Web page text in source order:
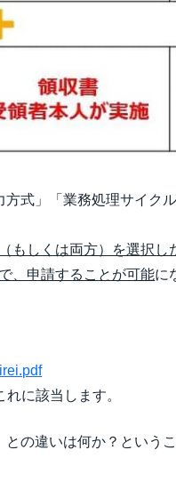
式」「業務処理サイク
もしくは両方）を選択
、申請することが可能に
に該当します。
の違いは何か？というこ